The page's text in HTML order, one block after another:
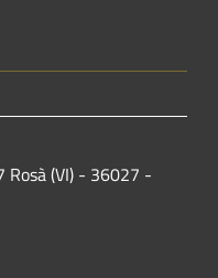
Rosà (VI) - 36027 -